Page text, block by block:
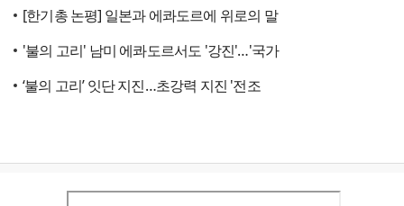
[한기총 논평] 일본과 에콰도르에 위로의 말
'불의 고리' 남미 에콰도르서도 '강진'…'국가
‘불의 고리’ 잇단 지진…초강력 지진 '전조